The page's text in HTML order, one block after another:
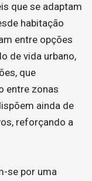
que se adaptam
habitação
entre opções
de vida urbano,
que
entre zonas
ainda de
reforçando a
se por uma